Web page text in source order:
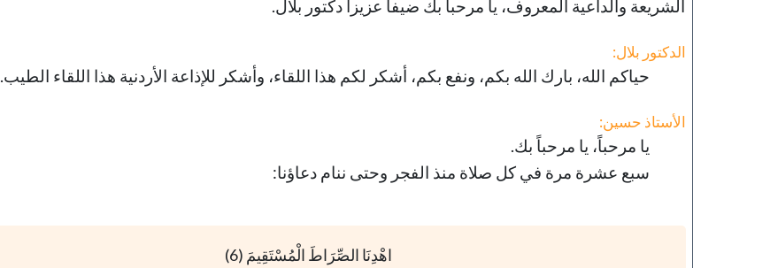
الشريعة والداعية المعروف، يا مرحباً بك ضيفاً عزيزاً دكتور بلال.
الدكتور بلال:
حياكم الله، بارك الله بكم، ونفع بكم، أشكر لكم هذا اللقاء، وأشكر للإذاعة الأردنية هذا اللقاء الطيب.
الأستاذ حسين:
يا مرحباً، يا مرحباً بك.
سبع عشرة مرة في كل صلاة منذ الفجر وحتى ننام دعاؤنا:
اهْدِنَا الصِّرَاطَ الْمُسْتَقِيمَ (6)